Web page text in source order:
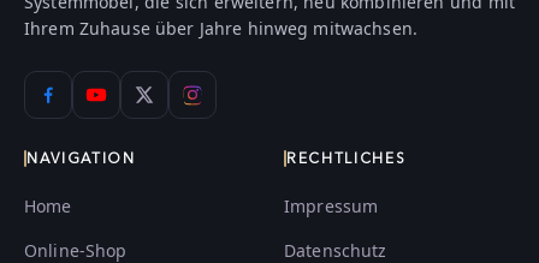
Ihrem Zuhause über Jahre hinweg mitwachsen.
NAVIGATION
Home
Online-Shop
RECHTLICHES
Impressum
Datenschutz